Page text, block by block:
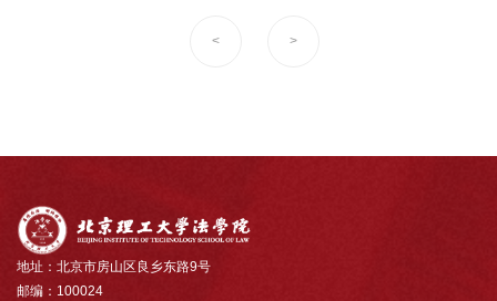
< >
地址：北京市房山区良乡东路9号
邮编：100024